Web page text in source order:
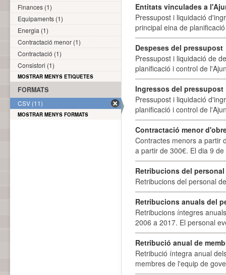
Entitats vinculades a
Pressupost i liquidació
principal eina de
Despeses del pressupost
Pressupost i liquidació de
planificació i control de
Ingressos del pressupost
Pressupost i liquidació
planificació i control de
Contractació menor
Contractes menors a partir
a partir de 300€. El dia 9
Retribucions del
Retribucions del personal
Retribucions anuals del
Retribucions íntegres
2006 a 2017. El personal
Retribució anual de
Retribució íntegra anual
membres de l'equip de
Finances (1)
Equipaments (1)
Energia (1)
Contractació menor (1)
Contractació (1)
Consistori (1)
MOSTRAR MENYS ETIQUETES
FORMATS
CSV (11)
MOSTRAR MENYS FORMATS